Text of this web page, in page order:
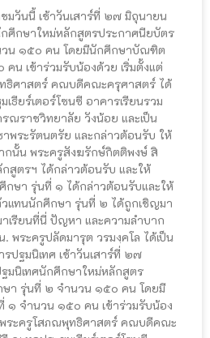
ชมวันนี้ เช้าวันเสาร์ที่ ๒๗ มิถุนายน
ศึกษาใหม่หลักสูตรประกาศนียบัตร
น ๑๕๐ คน โดยมีนักศึกษาบัณฑิต
น เข้าร่วมรับน้องด้วย เริ่มตั้งแต่
ธิศาสตร์ คณบดีคณะครุศาสตร์ ได้
ธียร์เตอร์โซนซี อาคารเรียนรวม
ณราชวิทยาลัย วังน้อย และเป็น
พระรัตนตรัย และกล่าวต้อนรับ ให้
กนั้น พระครูสังฆรักษ์กิตติพงษ์ สิ
สูตรฯ ได้กล่าวต้อนรับ และให้
กษา รุ่นที่ ๑ ได้กล่าวต้อนรับและให้
แทนนักศึกษา รุ่นที่ ๒ ได้ถูกเชิญมา
เรียนที่นี่ ปัญหา และความลำบาก
พระครูปลัดมารุต วรมงฺคโล ได้เป็น
ปฐมนิเทศ เช้าวันเสาร์ที่ ๒๗
นิเทศนักศึกษาใหม่หลักสูตร
า รุ่นที่ ๒ จำนวน ๑๕๐ คน โดยมี
จำนวน ๑๕๐ คน เข้าร่วมรับน้อง
ระครูโสภณพุทธิศาสตร์ คณบดีคณะ